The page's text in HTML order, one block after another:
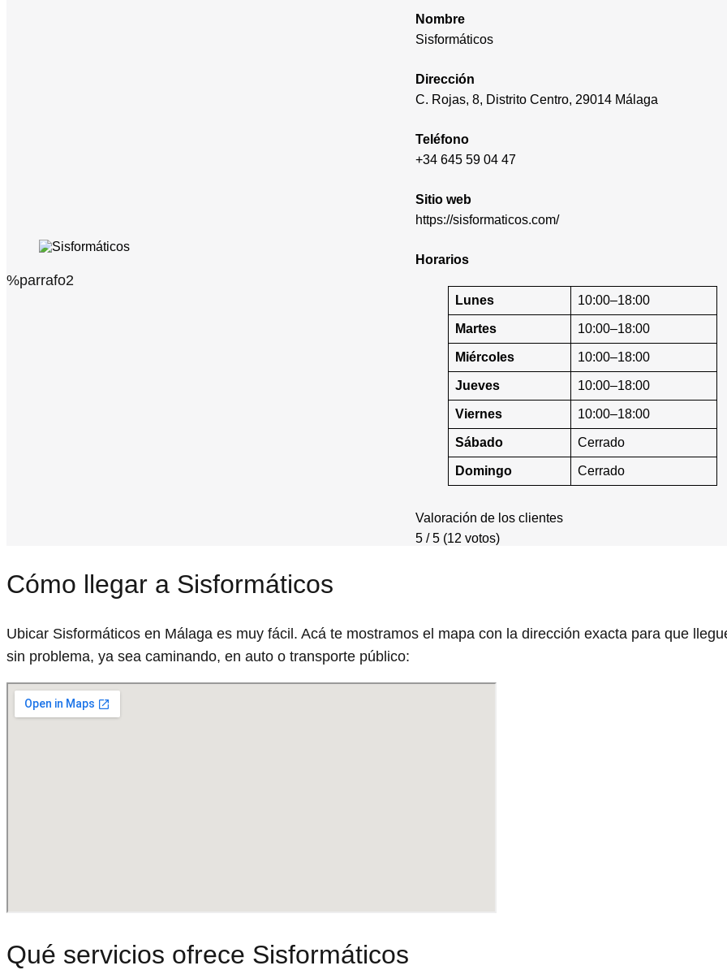
%parrafo2
Nombre
Sisformáticos
Dirección
C. Rojas, 8, Distrito Centro, 29014 Málaga
Teléfono
+34 645 59 04 47
Sitio web
https://sisformaticos.com/
Horarios
Lunes 10:00–18:00
Martes 10:00–18:00
Miércoles 10:00–18:00
Jueves 10:00–18:00
Viernes 10:00–18:00
Sábado Cerrado
Domingo Cerrado
Valoración de los clientes
5 / 5 (12 votos)
Cómo llegar a Sisformáticos
Ubicar Sisformáticos en Málaga es muy fácil. Acá te mostramos el mapa con la dirección exacta para que
sin problema, ya sea caminando, en auto o transporte público:
Qué servicios ofrece Sisformáticos